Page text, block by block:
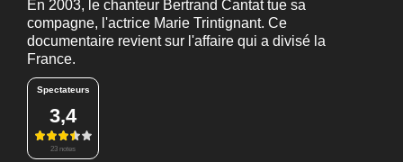
En 2003, le chanteur Bertrand Cantat tue sa
compagne, l'actrice Marie Trintignant. Ce
documentaire revient sur l'affaire qui a divisé la
France.
Spectateurs
3,4
23 notes